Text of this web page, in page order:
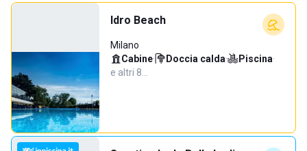
Idro Beach
Milano
Cabine· Doccia calda· Piscina·
e altri 8…